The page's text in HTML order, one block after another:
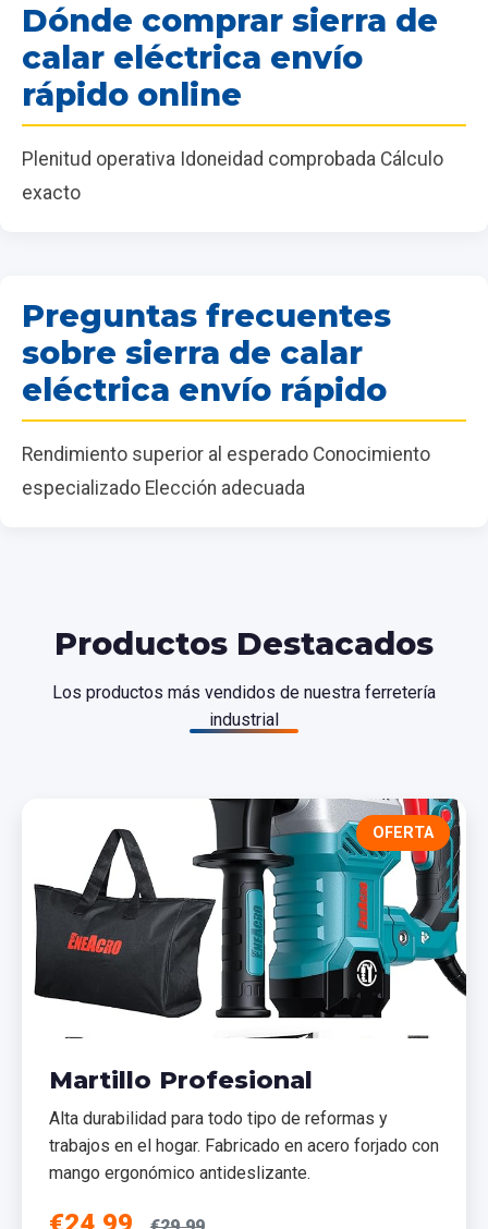
Dónde comprar sierra de
calar eléctrica envío
rápido online
Plenitud operativa Idoneidad comprobada Cálculo
exacto
Preguntas frecuentes
sobre sierra de calar
eléctrica envío rápido
Rendimiento superior al esperado Conocimiento
especializado Elección adecuada
Productos Destacados
Los productos más vendidos de nuestra ferretería
industrial
OFERTA
Martillo Profesional
Alta durabilidad para todo tipo de reformas y
trabajos en el hogar. Fabricado en acero forjado con
mango ergonómico antideslizante.